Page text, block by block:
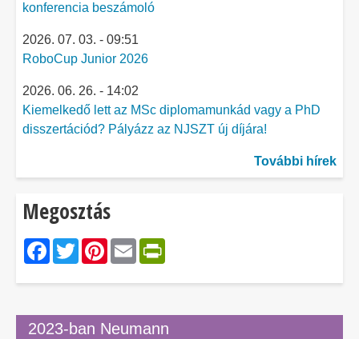
konferencia beszámoló
2026. 07. 03. - 09:51
RoboCup Junior 2026
2026. 06. 26. - 14:02
Kiemelkedő lett az MSc diplomamunkád vagy a PhD
disszertációd? Pályázz az NJSZT új díjára!
További hírek
Megosztás
Facebook
Twitter
Pinterest
Email
2023-ban Neumann